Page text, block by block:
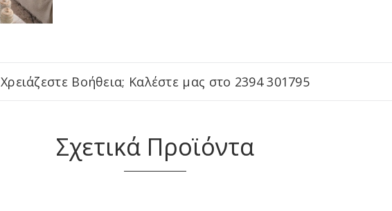
Χρειάζεστε Βοήθεια; Καλέστε μας στο 2394 301795
Σχετικά Προϊόντα